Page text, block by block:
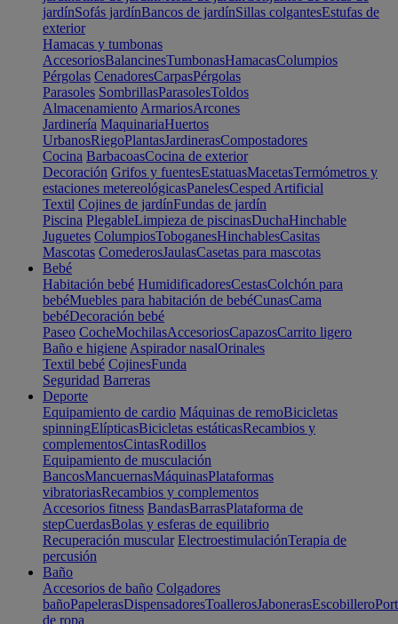
jardínSofás jardínBancos de jardínSillas colgantesEstufas de
exterior
Hamacas y tumbonas
AccesoriosBalancinesTumbonasHamacasColumpios
Pérgolas CenadoresCarpasPérgolas
Parasoles SombrillasParasolesToldos
Almacenamiento ArmariosArcones
Jardinería MaquinariaHuertos
UrbanosRiegoPlantasJardinerasCompostadores
Cocina BarbacoasCocina de exterior
Decoración Grifos y fuentesEstatuasMacetasTermómetros y
estaciones metereológicasPanelesCesped Artificial
Textil Cojines de jardínFundas de jardín
Piscina PlegableLimpieza de piscinasDuchaHinchable
Juguetes ColumpiosToboganesHinchablesCasitas
Mascotas ComederosJaulasCasetas para mascotas
Bebé
Habitación bebé HumidificadoresCestasColchón para
bebéMuebles para habitación de bebéCunasCama
bebéDecoración bebé
Paseo CocheMochilasAccesoriosCapazosCarrito ligero
Baño e higiene Aspirador nasalOrinales
Textil bebé CojinesFunda
Seguridad Barreras
Deporte
Equipamiento de cardio Máquinas de remoBicicletas
spinningElípticasBicicletas estáticasRecambios y
complementosCintasRodillos
Equipamiento de musculación
BancosMancuernasMáquinasPlataformas
vibratoriasRecambios y complementos
Accesorios fitness BandasBarrasPlataforma de
stepCuerdasBolas y esferas de equilibrio
Recuperación muscular ElectroestimulaciónTerapia de
percusión
Baño
Accesorios de baño Colgadores
bañoPapelerasDispensadoresToallerosJabonerasEscobillero
de ropa